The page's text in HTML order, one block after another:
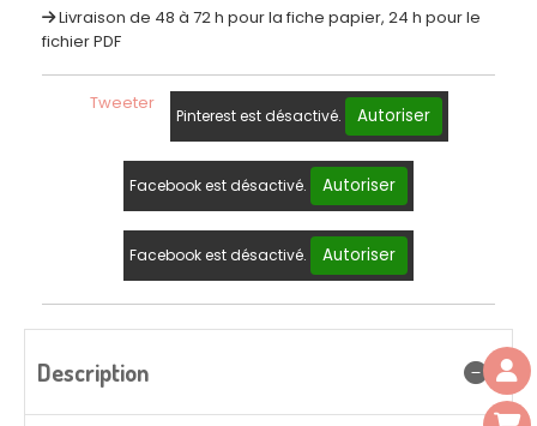
Livraison de 48 à 72 h pour la fiche papier, 24 h pour le
fichier PDF
Tweeter
Pinterest est désactivé. Autoriser
Facebook est désactivé. Autoriser
Facebook est désactivé. Autoriser
Description